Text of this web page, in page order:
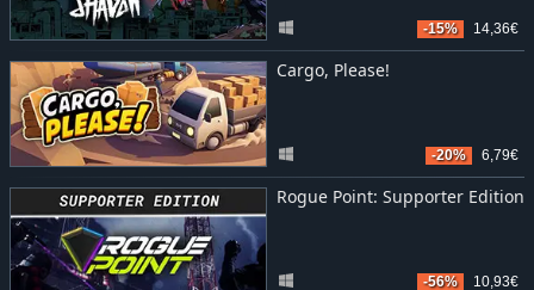
-15% 14,36€
Cargo, Please!
-20% 6,79€
Rogue Point: Supporter Edition
-56% 10,93€